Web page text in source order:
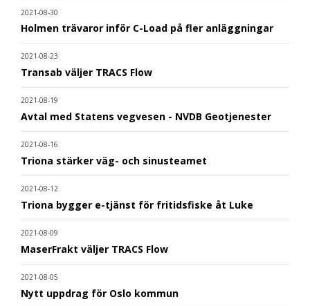
2021-08-30
Holmen trävaror inför C-Load på fler anläggningar
2021-08-23
Transab väljer TRACS Flow
2021-08-19
Avtal med Statens vegvesen - NVDB Geotjenester
2021-08-16
Triona stärker väg- och sinusteamet
2021-08-12
Triona bygger e-tjänst för fritidsfiske åt Luke
2021-08-09
MaserFrakt väljer TRACS Flow
2021-08-05
Nytt uppdrag för Oslo kommun